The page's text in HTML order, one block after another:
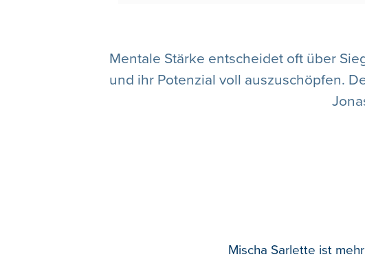
Mentale Stärke entscheidet oft über
und ihr Potenzial voll auszuschöpfen.
Mischa Sarlette ist